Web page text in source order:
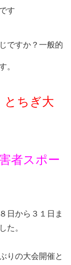
す
ですか？一般的
。
とちぎ大
者スポー
日から３１日ま
た。
りの大会開催と